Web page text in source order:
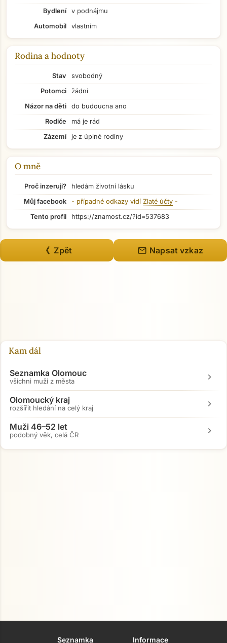
Přejít na hlavní obsah
Bydlení
v podnájmu
Automobil
vlastním
Rodina a hodnoty
Stav
svobodný
Potomci
žádní
Názor na děti
do budoucna ano
Rodiče
má je rád
Zázemí
je z úplné rodiny
O mně
Proč inzeruji?
hledám životní lásku
Můj facebook
- případné odkazy vidí Zlaté účty -
Tento profil
https://znamost.cz/?id=537683
《 Zpět mail Napsat vzkaz
Kam dál
Seznamka Olomouc
všichni muži z města chevron_right
Olomoucký kraj
rozšířit hledání na celý kraj chevron_right
Muži 46–52 let
podobný věk, celá ČR chevron_right
Seznamka
Informace